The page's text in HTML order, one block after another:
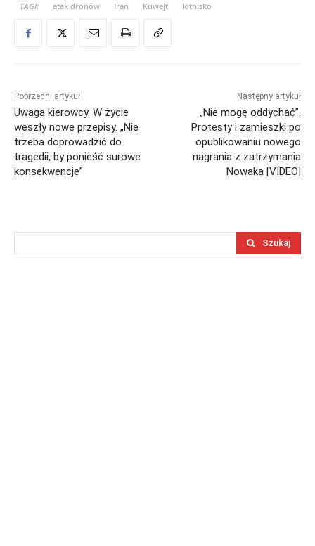
TAGI:
atak dronów Iran Kuwejt lotnisko
Poprzedni artykuł
Uwaga kierowcy. W życie
weszły nowe przepisy. „Nie
trzeba doprowadzić do
tragedii, by ponieść surowe
konsekwencje”
Następny artykuł
„Nie mogę oddychać”.
Protesty i zamieszki po
opublikowaniu nowego
nagrania z zatrzymania
Nowaka [VIDEO]
Szukaj